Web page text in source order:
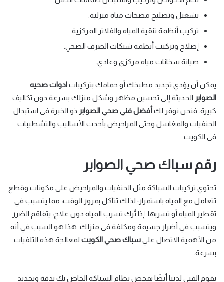
تشغيل وتصليح مضخات مياه منزلية.
تركيب أنظمة تنقية المياه والفلاتر المركزية.
إصلاح وتركيب أنظمة شبكات الصرف الصحي.
صيانة سخانات مياه مركزي وعادي.
يمكن أن يؤدي تجديد مطبخك أو حمامك بتركيباتادوات صحيه
الصوابر الحديثة إلى تحسين مظهر وشكل منزلك بسرعة دون تكاليف
كبيرة. فنحن نوفر لكأفضل فني صحي الصوابر ذو الخبرة في استبدال
الحنفيات والمغاسل وحتى المراحيض بأحدث الأساليب والتشطيبات
في الكويت.
رقم سباك صحي الصوابر
تحتوي تركيبات السباكة مثل الحنفيات والمراحيض على مكونات وقطع
تتعامل مع المياه باستمرار؛ لذلك تتآكل بمرور الوقت، مما يتسبب في
تقطير المياه أو تسربها. إذا تُرك تسرب المياه دون علاج، يتفاقم الضرر
ويتسبب في أضرار جسيمة ومكلفة في منزلك. هذا هو السبب في أنه
من الأهمية الاتصال عليسباك صحي الكويت لمعالجة هذه التلفيات
بسرعة.
يقوم الفني لدينا أيضًا بفحص نظام السباكة الخاص بك بدقة وتحديد